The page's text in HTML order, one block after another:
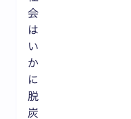
会
は
い
か
に
脱
炭